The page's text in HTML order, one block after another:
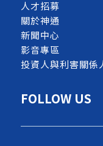
人才招募
關於神通
新聞中心
影音專區
投資人與利害關係
FOLLOW US